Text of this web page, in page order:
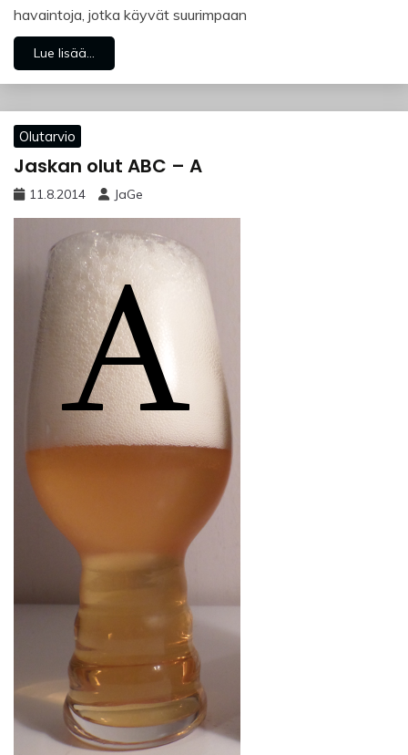
havaintoja, jotka käyvät suurimpaan
Lue lisää...
Olutarvio
Jaskan olut ABC – A
11.8.2014 JaGe